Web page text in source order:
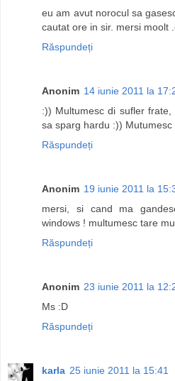
eu am avut norocul sa
cautat ore in sir. mersi moolt
Răspundeți
Anonim 14 iunie 2011 la
:)) Multumesc di sufler
sa sparg hardu :)) Mutumesc
Răspundeți
Anonim 19 iunie 2011 la
mersi, si cand ma
windows ! multumesc tare
Răspundeți
Anonim 23 iunie 2011 la
Ms :D
Răspundeți
karla 25 iunie 2011 la 15:41